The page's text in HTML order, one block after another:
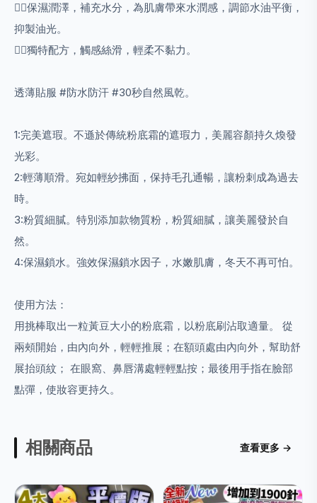
💁‍♀保濕潤澤，補充水分，為肌膚帶來水潤感，調節水油平衡，
抑製油光。
💁‍♀獨特配方，觸感絲滑，輕柔不黏力。
透薄貼服 #防水防汗 #30秒自然風乾。
1:完美遮瑕。不遜於傳統粉底霜的遮瑕力，美麗容顏持久煥發
光彩。
2:輕薄順滑。宛如輕紗拂面，保持毛孔通暢，讓粉刺成為過去
時。
3:粉質細膩。特別添加款物質粉，粉質細膩，讓美麗發於自
然。
4:保濕鎖水。強效保濕鎖水因子，水嫩肌膚，冬天不再可怕。
使用方法：
用挑棒取出一粒黃豆大小的粉底霜，以粉底刷沾取適量。 從
兩頰開始，由內向外，輕輕推展；在額頭處由內向外，幫助舒
展抬頭紋； 在眼窩、鼻唇溝處輕輕點按；最後用手指在臉部
點彈，使妝容更持久。
相關商品 查看更多 →